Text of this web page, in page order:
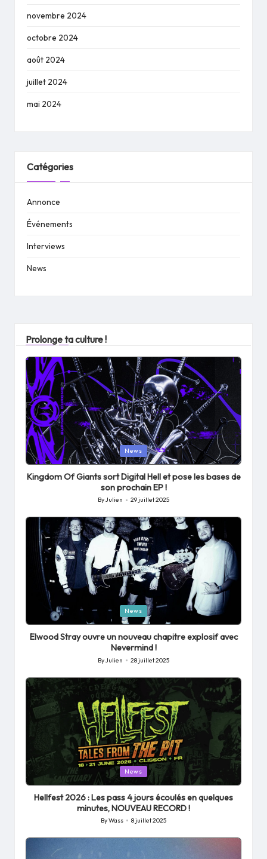
novembre 2024
octobre 2024
août 2024
juillet 2024
mai 2024
Catégories
Annonce
Événements
Interviews
News
Prolonge ta culture !
Posted
in
News
Kingdom Of Giants sort Digital Hell et pose les bases de
son prochain EP !
Posted
by
ByJulien 29 juillet 2025
Posted
in
News
Elwood Stray ouvre un nouveau chapitre explosif avec
Nevermind !
Posted
ByJulien 28 juillet 2025
Posted
in
News
Hellfest 2026 : Les pass 4 jours écoulés en quelques
minutes, NOUVEAU RECORD !
Posted
by
ByWass 8 juillet 2025